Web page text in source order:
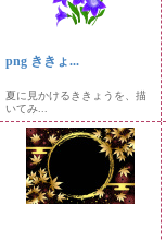
png ききょ...
夏に見かけるききょうを、描
いてみ...